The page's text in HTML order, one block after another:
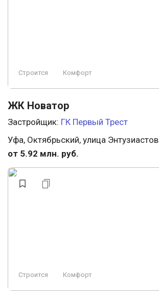
Строится Комфорт
ЖК Новатор
Застройщик: ГК Первый Трест
Уфа, Октябрьский, улица Энтузиастов
от 5.92 млн. руб.
Строится Комфорт